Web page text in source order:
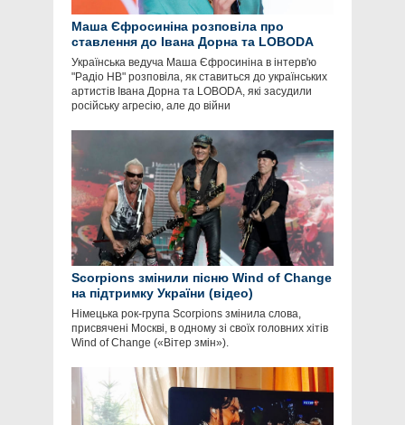
Маша Єфросиніна розповіла про
ставлення до Івана Дорна та LOBODA
Українська ведуча Маша Єфросиніна в інтерв'ю
"Радіо НВ" розповіла, як ставиться до українських
артистів Івана Дорна та LOBODA, які засудили
російську агресію, але до війни
Scorpions змінили пісню Wind of Change
на підтримку України (відео)
Німецька рок-група Scorpions змінила слова,
присвячені Москві, в одному зі своїх головних хітів
Wind of Change («Вітер змін»).